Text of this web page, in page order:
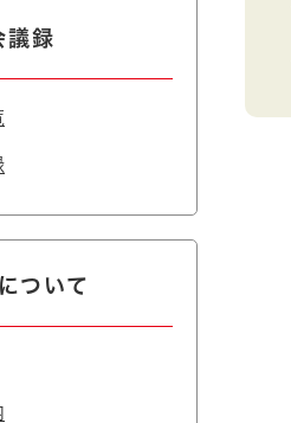
議録
ついて